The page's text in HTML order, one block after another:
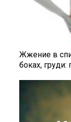
Жжение в
боках, груди: